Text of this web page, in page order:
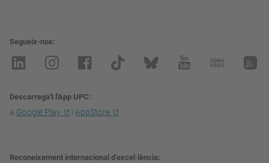
Segueix-nos
Descarrega't l'App UPC
a Google Play i AppStore
Reconeixement internacional d’excel·lència